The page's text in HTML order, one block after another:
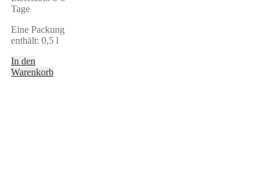
Tage
Eine Packung
enthält: 0,5 l
In den
Warenkorb